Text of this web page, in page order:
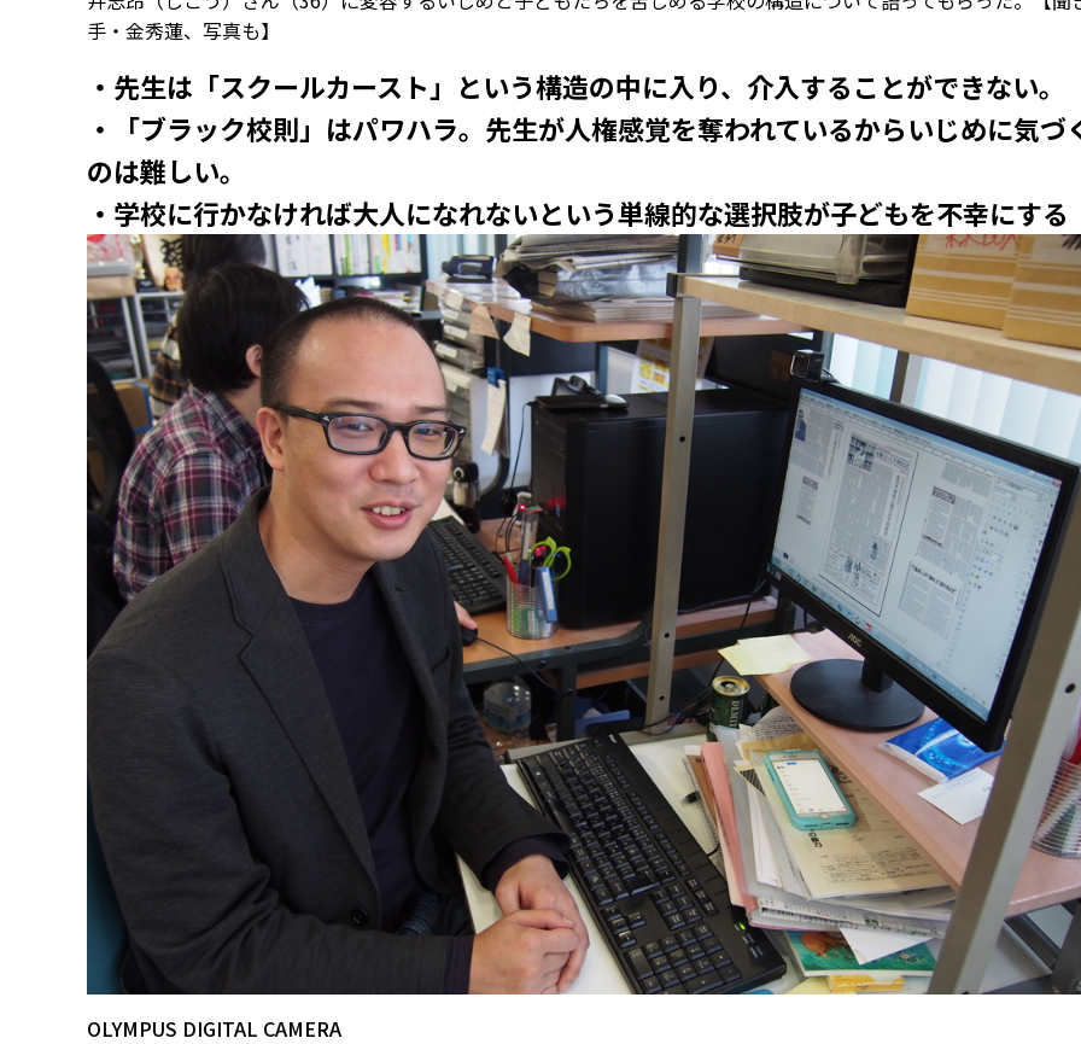
手・金秀蓮、写真も】
・先生は「スクールカースト」という構造の中に入り、介入することができない。
・「ブラック校則」はパワハラ。先生が人権感覚を奪われているからいじめに気づ
のは難しい。
・学校に行かなければ大人になれないという単線的な選択肢が子どもを不幸にする
OLYMPUS DIGITAL CAMERA